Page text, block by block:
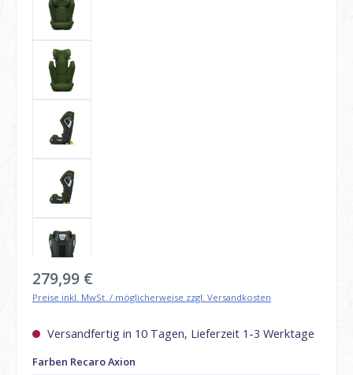
Regulärer Preis:
279,99 €
Preise inkl. MwSt. / möglicherweise zzgl. Versandkosten
Versandfertig in 10 Tagen, Lieferzeit 1-3 Werktage
Farben Recaro Axion